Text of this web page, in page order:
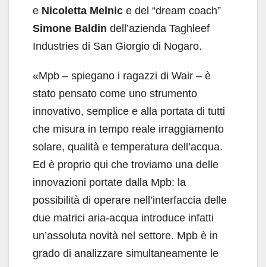
e Nicoletta Melnic e del “dream coach”
Simone Baldin dell’azienda Taghleef
Industries di San Giorgio di Nogaro.
«Mpb – spiegano i ragazzi di Wair – è
stato pensato come uno strumento
innovativo, semplice e alla portata di tutti
che misura in tempo reale irraggiamento
solare, qualità e temperatura dell’acqua.
Ed è proprio qui che troviamo una delle
innovazioni portate dalla Mpb: la
possibilità di operare nell’interfaccia delle
due matrici aria-acqua introduce infatti
un’assoluta novità nel settore. Mpb è in
grado di analizzare simultaneamente le